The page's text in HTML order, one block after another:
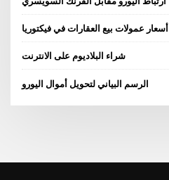
أسعار عمولات بيع العقارات في فيكتوريا
شراء البلاديوم على الانترنت
الرسم البياني لتحويل أموال اليورو